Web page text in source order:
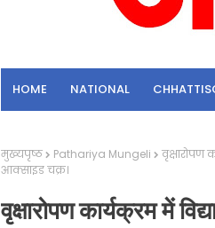
HOME NATIONAL
मुख्यपृष्ठ Pathariya Mungeli
वृक्षारोपण
आक्साइड चक्र।
वृक्षारोपण कार्यक्रम में